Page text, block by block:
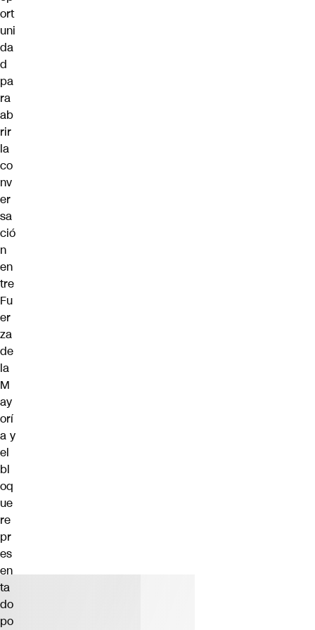
ort
uni
da
d
pa
ra
ab
rir
la
co
nv
er
sa
ció
n
en
tre
Fu
er
za
de
la
M
ay
orí
a y
el
bl
oq
ue
re
pr
es
en
ta
do
po